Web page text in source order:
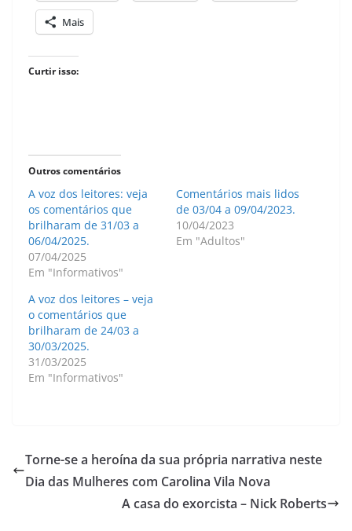
Mais
Curtir isso:
Outros comentários
A voz dos leitores: veja
os comentários que
brilharam de 31/03 a
06/04/2025.
07/04/2025
Em "Informativos"
Comentários mais lidos
de 03/04 a 09/04/2023.
10/04/2023
Em "Adultos"
A voz dos leitores – veja
o comentários que
brilharam de 24/03 a
30/03/2025.
31/03/2025
Em "Informativos"
Torne-se a heroína da sua própria narrativa neste
Dia das Mulheres com Carolina Vila Nova
A casa do exorcista – Nick Roberts